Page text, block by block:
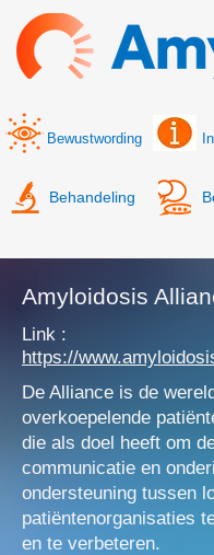
Behandeling
Bewustwording
Amyloidosis
Link :
https://
De Alliance is de
overkoepelende
die als doel heeft om
communicatie en
ondersteuning tussen
patiëntenorganisaties
en te verbeteren.